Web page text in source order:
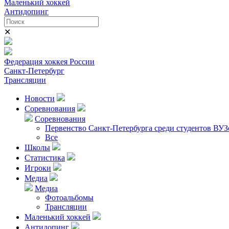
Маленький хоккей
Антидопинг
✕
Федерация хоккея России
Санкт-Петербург
Трансляции
Новости
Соревнования
Соревнования
Первенство Санкт-Петербурга среди студентов
Все
Школы
Статистика
Игроки
Медиа
Медиа
Фотоальбомы
Трансляции
Маленький хоккей
Антидопинг